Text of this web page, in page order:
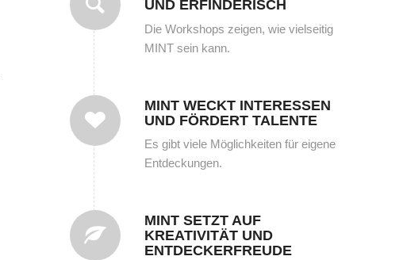
UND ERFINDERISCH
Die Workshops zeigen, wie vielseitig
MINT sein kann.
MINT WECKT INTERESSEN
UND FÖRDERT TALENTE
Es gibt viele Möglichkeiten für eigene
Entdeckungen.
MINT SETZT AUF
KREATIVITÄT UND
ENTDECKERFREUDE